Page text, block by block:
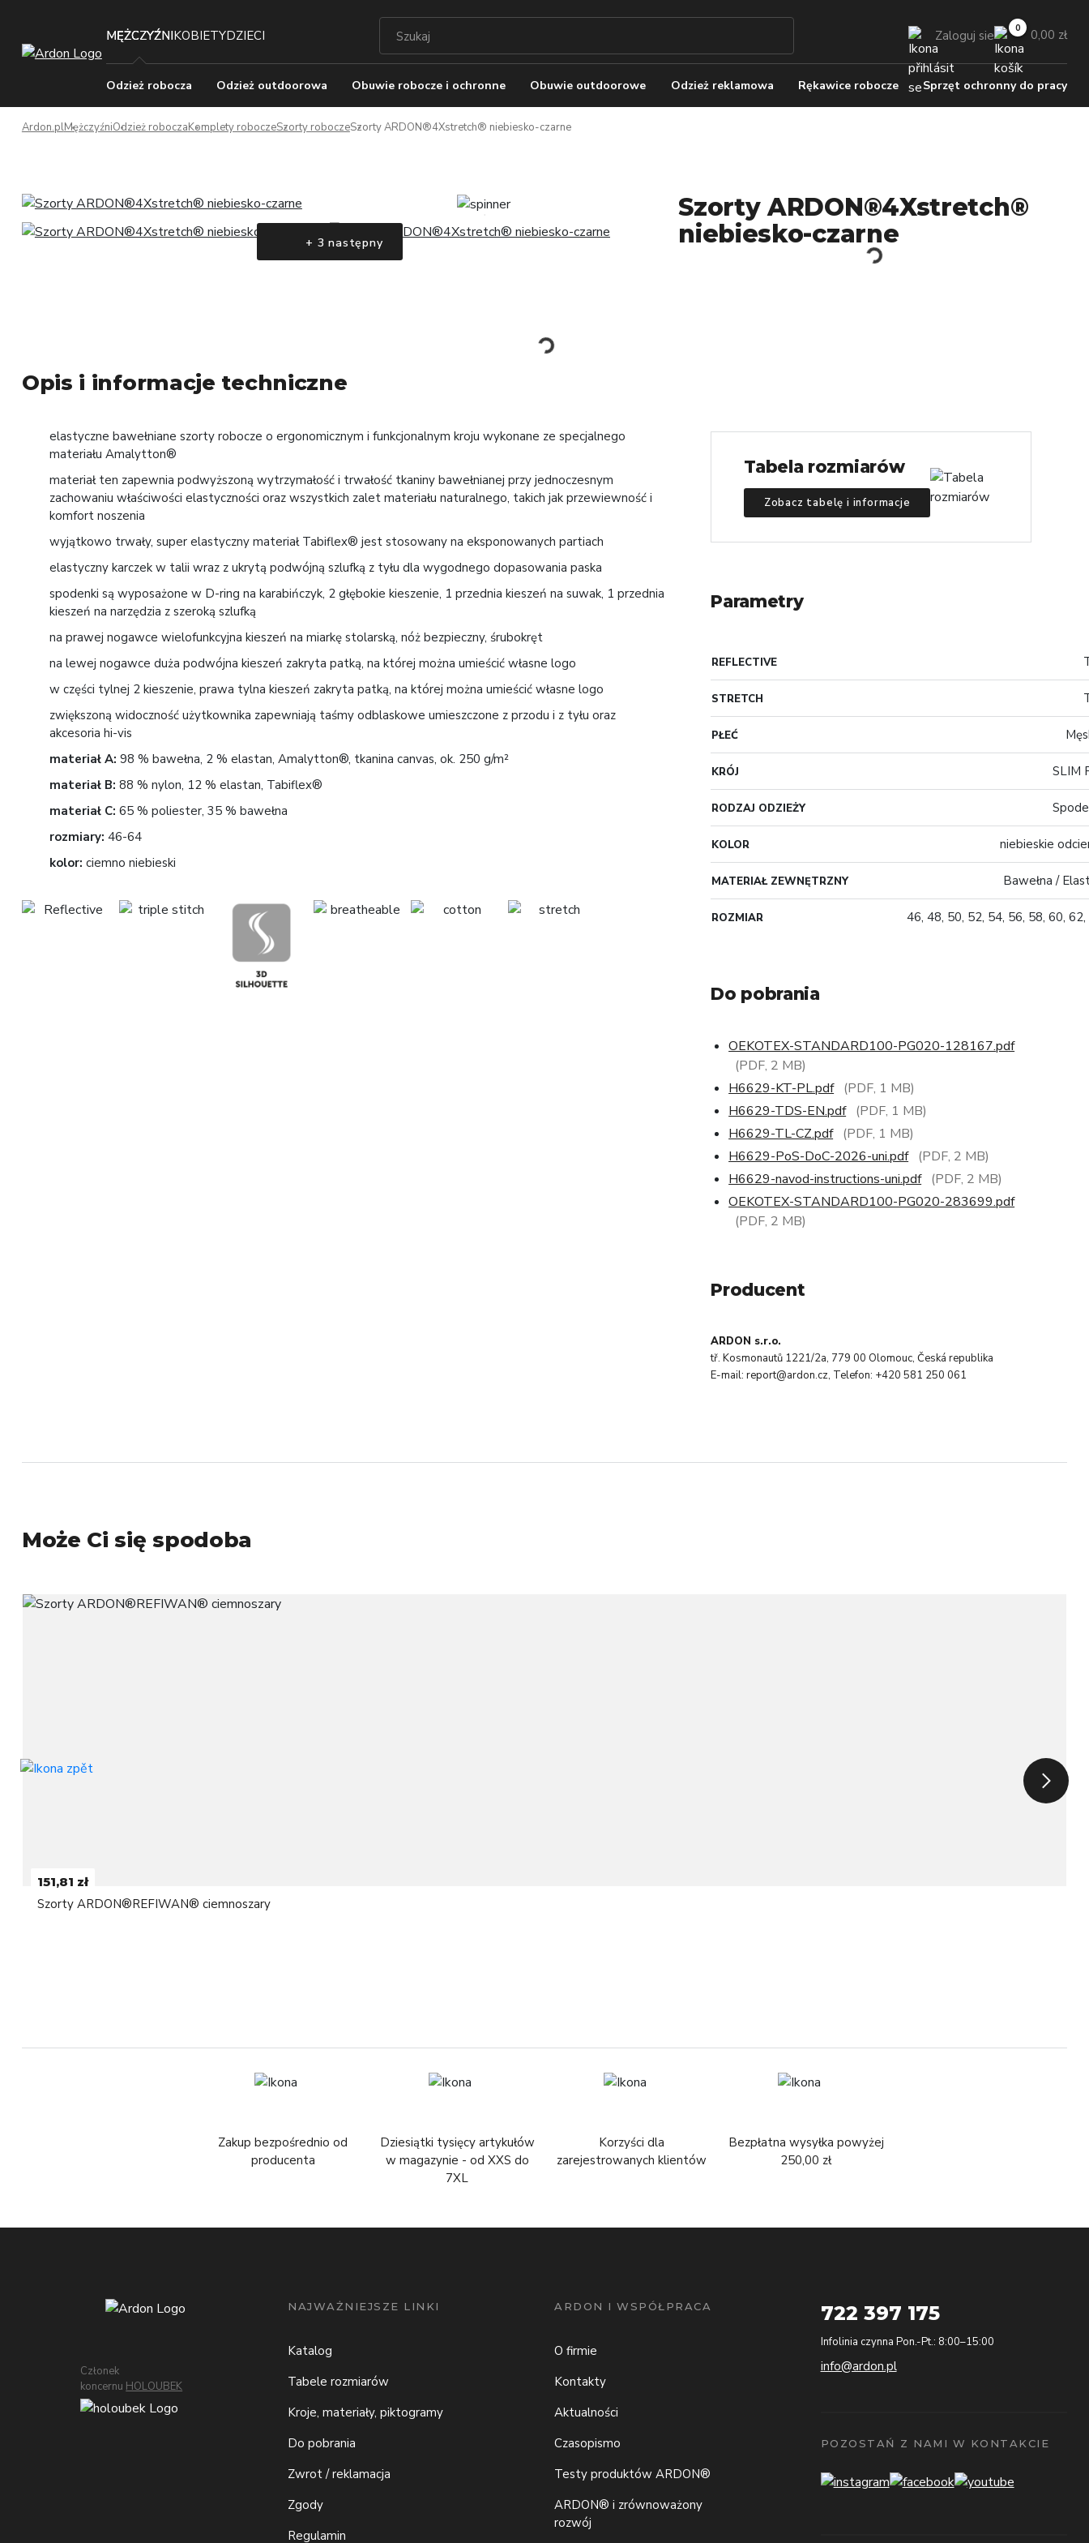
MĘŻCZYŹNIKOBIETYDZIECI Zaloguj sie 0,00 zł
Odzież robocza Odzież outdoorowa Obuwie robocze i ochronne Obuwie outdoorowe Odzież reklamowa Rękawice robocze Sprzęt ochronny do pracy
Ardon.plMężczyźniOdzież roboczaKomplety roboczeSzorty roboczeSzorty ARDON®4Xstretch® niebiesko-czarne
+ 3 następny
Szorty ARDON®4Xstretch®
niebiesko-czarne
Opis i informacje techniczne
elastyczne bawełniane szorty robocze o ergonomicznym i funkcjonalnym kroju wykonane ze specjalnego
materiału Amalytton®
materiał ten zapewnia podwyższoną wytrzymałość i trwałość tkaniny bawełnianej przy jednoczesnym
zachowaniu właściwości elastyczności oraz wszystkich zalet materiału naturalnego, takich jak przewiewność i
komfort noszenia
wyjątkowo trwały, super elastyczny materiał Tabiflex® jest stosowany na eksponowanych partiach
elastyczny karczek w talii wraz z ukrytą podwójną szlufką z tyłu dla wygodnego dopasowania paska
spodenki są wyposażone w D-ring na karabińczyk, 2 głębokie kieszenie, 1 przednia kieszeń na suwak, 1 przednia
kieszeń na narzędzia z szeroką szlufką
na prawej nogawce wielofunkcyjna kieszeń na miarkę stolarską, nóż bezpieczny, śrubokręt
na lewej nogawce duża podwójna kieszeń zakryta patką, na której można umieścić własne logo
w części tylnej 2 kieszenie, prawa tylna kieszeń zakryta patką, na której można umieścić własne logo
zwiększoną widoczność użytkownika zapewniają taśmy odblaskowe umieszczone z przodu i z tyłu oraz
akcesoria hi-vis
materiał A: 98 % bawełna, 2 % elastan, Amalytton®, tkanina canvas, ok. 250 g/m²
materiał B: 88 % nylon, 12 % elastan, Tabiflex®
materiał C: 65 % poliester, 35 % bawełna
rozmiary: 46-64
kolor: ciemno niebieski
Tabela rozmiarów
Zobacz tabelę i informacje
Parametry
REFLECTIVE
STRETCH
PŁEĆ
KRÓJ SLIM
RODZAJ ODZIEŻY
KOLOR niebieskie
MATERIAŁ ZEWNĘTRZNY Bawełna /
ROZMIAR 46, 48, 50, 52, 54, 56, 58, 60,
Do pobrania
OEKOTEX-STANDARD100-PG020-128167.pdf
(PDF, 2 MB)
H6629-KT-PL.pdf (PDF, 1 MB)
H6629-TDS-EN.pdf (PDF, 1 MB)
H6629-TL-CZ.pdf (PDF, 1 MB)
H6629-PoS-DoC-2026-uni.pdf (PDF, 2 MB)
H6629-navod-instructions-uni.pdf (PDF, 2 MB)
OEKOTEX-STANDARD100-PG020-283699.pdf
(PDF, 2 MB)
Producent
ARDON s.r.o.
tř. Kosmonautů 1221/2a, 779 00 Olomouc, Česká republika
E-mail: report@ardon.cz, Telefon: +420 581 250 061
Może Ci się spodoba
151,81 zł
Szorty ARDON®REFIWAN® ciemnoszary
Zakup bezpośrednio od
producenta
Dziesiątki tysięcy artykułów
w magazynie - od XXS do
7XL
Korzyści dla
zarejestrowanych klientów
Bezpłatna wysyłka powyżej
250,00 zł
Członek
koncernu HOLOUBEK
NAJWAŻNIEJSZE LINKI
Katalog
Tabele rozmiarów
Kroje, materiały, piktogramy
Do pobrania
Zwrot / reklamacja
Zgody
Regulamin
ARDON I WSPÓŁPRACA
O firmie
Kontakty
Aktualności
Czasopismo
Testy produktów ARDON®
ARDON® i zrównoważony
rozwój
722 397 175
Infolinia czynna Pon.-Pt.: 8:00–15:00
info@ardon.pl
POZOSTAŃ Z NAMI W KONTAKCIE